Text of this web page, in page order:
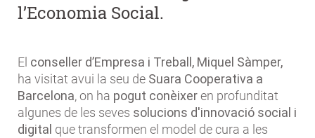
l’Economia Social.
El conseller d’Empresa i Treball, Miquel Sàmper,
ha visitat avui la seu de Suara Cooperativa a
Barcelona, on ha pogut conèixeren profunditat
algunes de les seves solucions d'innovació social i
digital que transformen el model de cura a les